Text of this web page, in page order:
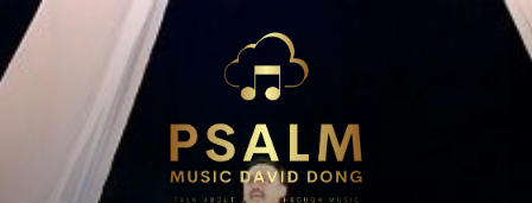
Skip
the